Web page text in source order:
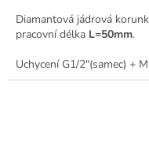
Diamantová jádrová
pracovní délka L=50mm.
Uchycení G1/2"(samec) +
boční drážkou pro vodní